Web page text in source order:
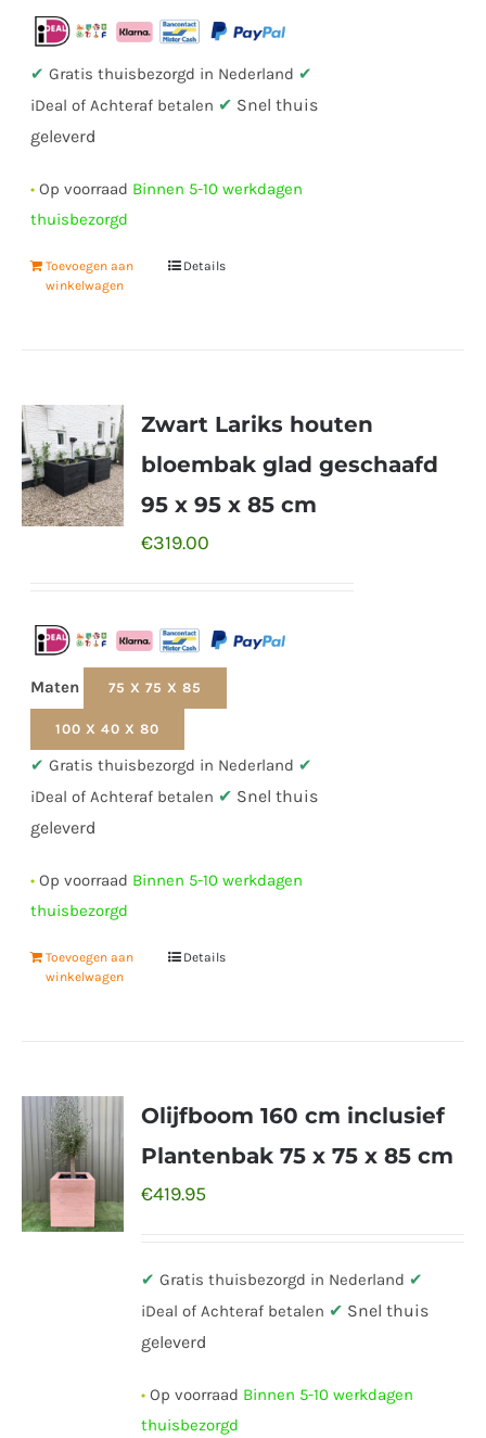
✔ Gratis thuisbezorgd in Nederland ✔
iDeal of Achteraf betalen ✔ Snel thuis
geleverd
• Op voorraad Binnen 5-10 werkdagen
thuisbezorgd
Toevoegen aan
winkelwagen
Details
Zwart Lariks houten
bloembak glad geschaafd
95 x 95 x 85 cm
€319.00
Maten 75 X 75 X 85
100 X 40 X 80
✔ Gratis thuisbezorgd in Nederland ✔
iDeal of Achteraf betalen ✔ Snel thuis
geleverd
• Op voorraad Binnen 5-10 werkdagen
thuisbezorgd
Toevoegen aan
winkelwagen
Details
Olijfboom 160 cm inclusief
Plantenbak 75 x 75 x 85 cm
€419.95
✔ Gratis thuisbezorgd in Nederland ✔
iDeal of Achteraf betalen ✔ Snel thuis
geleverd
• Op voorraad Binnen 5-10 werkdagen
thuisbezorgd